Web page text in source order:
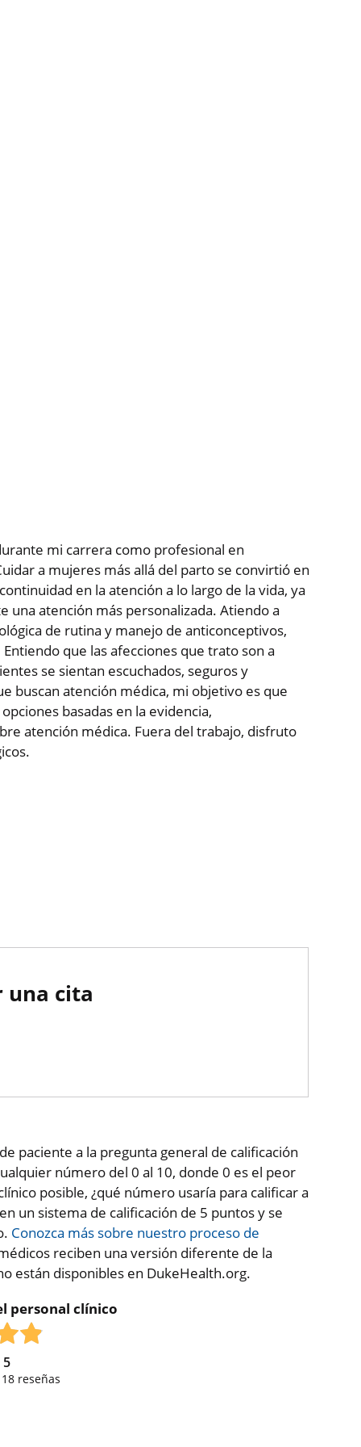
mi carrera como profesional en
a mujeres más allá del parto se convirtió en
en la atención a lo largo de la vida, ya
una atención más personalizada. Atiendo a
de rutina y manejo de anticonceptivos,
que las afecciones que trato son a
se sientan escuchados, seguros y
buscan atención médica, mi objetivo es que
basadas en la evidencia,
atención médica. Fuera del trabajo, disfruto
una cita
paciente a la pregunta general de calificación
número del 0 al 10, donde 0 es el peor
posible, ¿qué número usaría para calificar a
un sistema de calificación de 5 puntos y se
Conozca más sobre nuestro proceso de
reciben una versión diferente de la
están disponibles en DukeHealth.org.
personal clínico
5
18 reseñas